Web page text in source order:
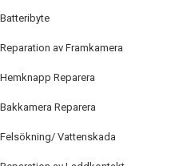
Batteribyte
Reparation av Framkamera
Hemknapp Reparera
Bakkamera Reparera
Felsökning/ Vattenskada